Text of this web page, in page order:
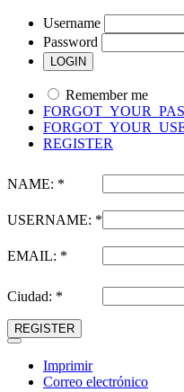
Username
Password
Remember me
REGISTER
NAME: *
USERNAME: *
EMAIL: *
Ciudad: *
REGISTER
Imprimir
Correo electrónico